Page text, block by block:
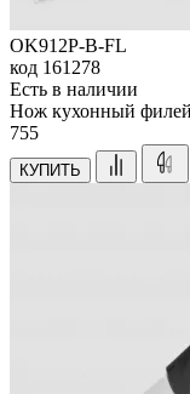
OK912P-B-FL
код 161278
Есть в наличии
Нож кухонный
755
КУПИТЬ